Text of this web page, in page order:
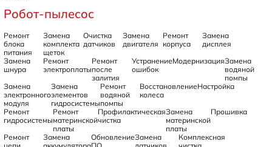
Робот-пылесос
Ремонт
блока
питания
Замена
комплекта
щеток
Очистка
датчиков
Замена
двигателя
Ремонт
корпуса
Замена
дисплея
Замена
шнура
Ремонт
электроплаты
Ремонт
после
залития
Устранение
ошибок
МодернизацияЗамена
водяной
помпы
Замена
электронного
модуля
Замена
элементов
гидросистемы
Ремонт
водяной
помпы
Восстановление
колеса
Настройка
Ремонт
гидросистемы
Ремонт
материнской
платы
Профилактическая
чистка
Замена
материнской
платы
Прошивка
Ремонт
Замена
ОбновлениеЗамена
Комплексная